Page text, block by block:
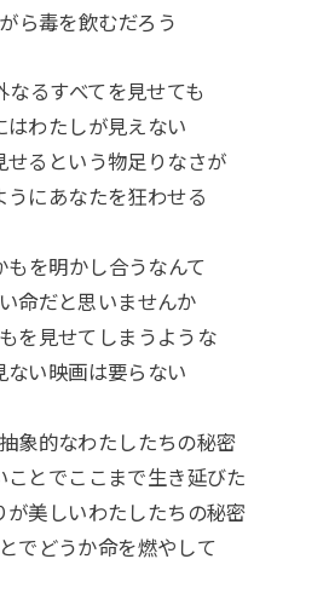
ら毒を飲むだろう
なるすべてを見せても
はわたしが見えない
せるという物足りなさが
うにあなたを狂わせる
もを明かし合うなんて
命だと思いませんか
を見せてしまうような
ない映画は要らない
象的なわたしたちの秘密
ことでここまで生き延びた
が美しいわたしたちの秘密
でどうか命を燃やして